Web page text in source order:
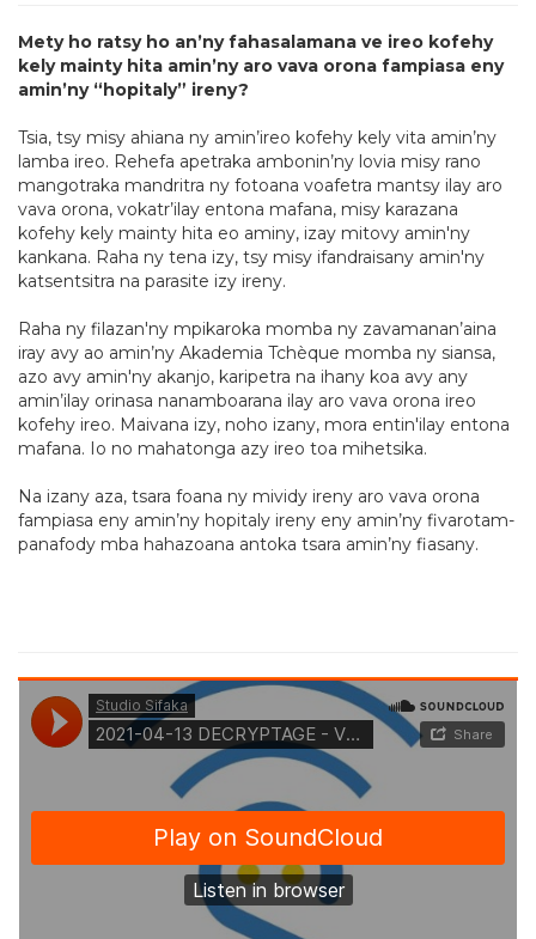
Mety ho ratsy ho an’ny fahasalamana ve ireo kofehy
kely mainty hita amin’ny aro vava orona fampiasa eny
amin’ny “hopitaly” ireny?
Tsia, tsy misy ahiana ny amin’ireo kofehy kely vita amin’ny
lamba ireo. Rehefa apetraka ambonin’ny lovia misy rano
mangotraka mandritra ny fotoana voafetra mantsy ilay aro
vava orona, vokatr’ilay entona mafana, misy karazana
kofehy kely mainty hita eo aminy, izay mitovy amin'ny
kankana. Raha ny tena izy, tsy misy ifandraisany amin'ny
katsentsitra na parasite izy ireny.
Raha ny filazan'ny mpikaroka momba ny zavamanan’aina
iray avy ao amin’ny Akademia Tchèque momba ny siansa,
azo avy amin'ny akanjo, karipetra na ihany koa avy any
amin’ilay orinasa nanamboarana ilay aro vava orona ireo
kofehy ireo. Maivana izy, noho izany, mora entin'ilay entona
mafana. Io no mahatonga azy ireo toa mihetsika.
Na izany aza, tsara foana ny mividy ireny aro vava orona
fampiasa eny amin’ny hopitaly ireny eny amin’ny fivarotam-
panafody mba hahazoana antoka tsara amin’ny fiasany.